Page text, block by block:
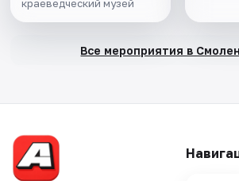
краеведческий музей
Все мероприятия в